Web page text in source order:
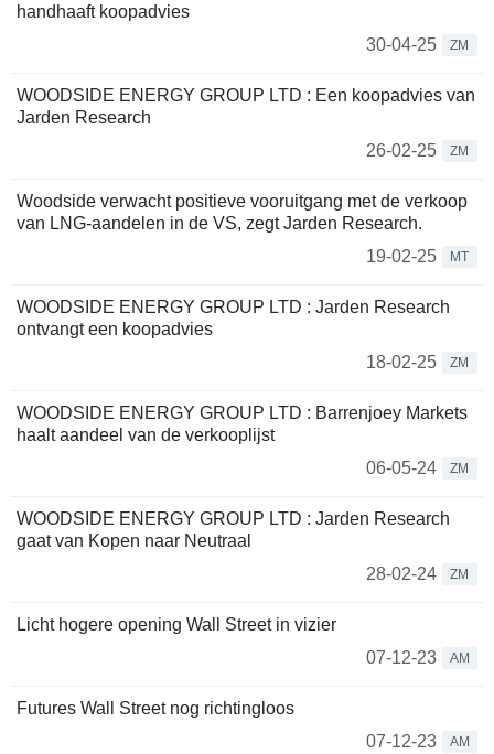
handhaaft koopadvies
30-04-25
ZM
WOODSIDE ENERGY GROUP LTD : Een koopadvies van
Jarden Research
26-02-25
ZM
Woodside verwacht positieve vooruitgang met de verkoop
van LNG-aandelen in de VS, zegt Jarden Research.
19-02-25
MT
WOODSIDE ENERGY GROUP LTD : Jarden Research
ontvangt een koopadvies
18-02-25
ZM
WOODSIDE ENERGY GROUP LTD : Barrenjoey Markets
haalt aandeel van de verkooplijst
06-05-24
ZM
WOODSIDE ENERGY GROUP LTD : Jarden Research
gaat van Kopen naar Neutraal
28-02-24
ZM
Licht hogere opening Wall Street in vizier
07-12-23
AM
Futures Wall Street nog richtingloos
07-12-23
AM